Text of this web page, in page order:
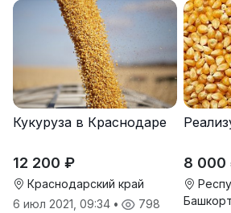
Кукуруза в Краснодаре
12 200 ₽
Краснодарский край
6 июл 2021, 09:34 • 798
8 000